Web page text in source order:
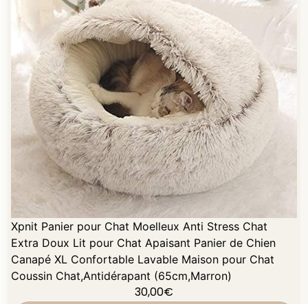
Xpnit Panier pour Chat Moelleux Anti Stress Chat
Extra Doux Lit pour Chat Apaisant Panier de Chien
Canapé XL Confortable Lavable Maison pour Chat
Coussin Chat,Antidérapant (65cm,Marron)
30,00€